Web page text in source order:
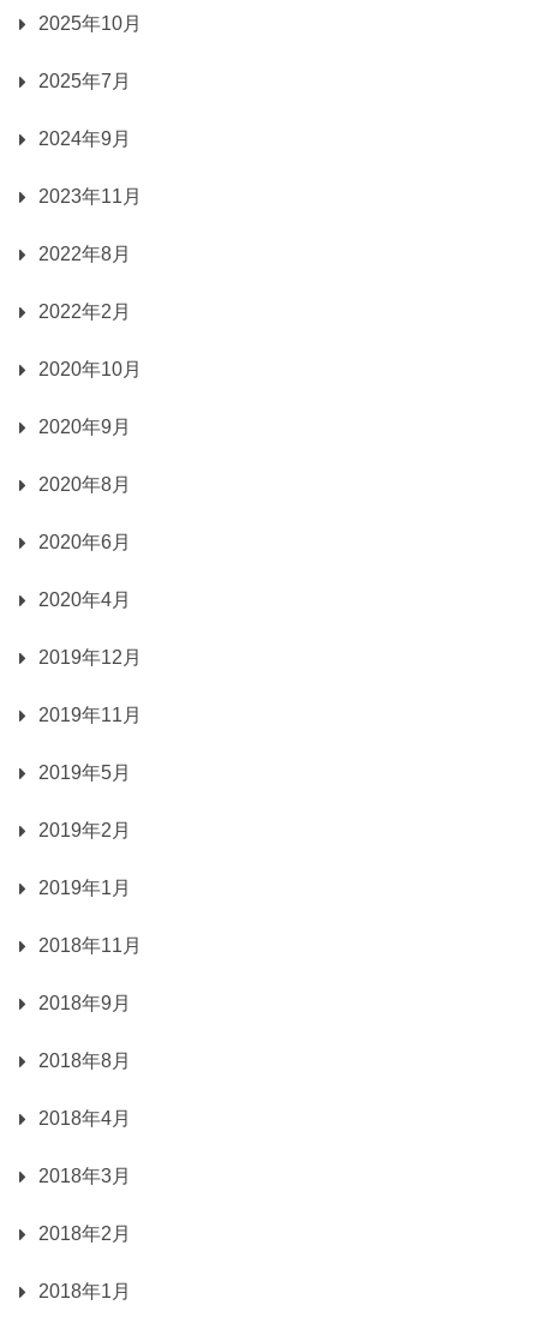
2025年10月
2025年7月
2024年9月
2023年11月
2022年8月
2022年2月
2020年10月
2020年9月
2020年8月
2020年6月
2020年4月
2019年12月
2019年11月
2019年5月
2019年2月
2019年1月
2018年11月
2018年9月
2018年8月
2018年4月
2018年3月
2018年2月
2018年1月